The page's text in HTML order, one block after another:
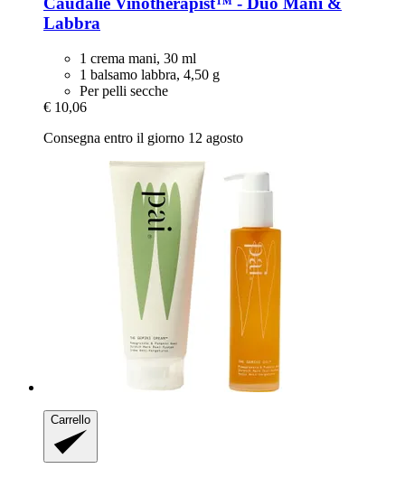
Labbra
1 crema mani, 30 ml
1 balsamo labbra, 4,50 g
Per pelli secche
€ 10,06
Consegna entro il giorno 12 agosto
Carrello